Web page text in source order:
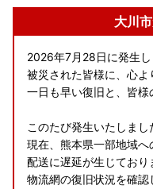
大川
2026年7月28日に発生
被災された皆様に、心よ
一日も早い復旧と、皆様
このたび発生いたしまし
現在、熊本県一部地域
配送に遅延が生じており
物流網の復旧状況を確